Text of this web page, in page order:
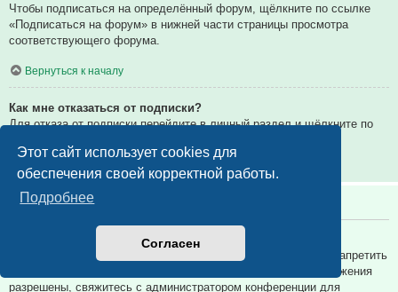
Этот сайт использует cookies для
обеспечения своей корректной работы.
Подробнее
Согласен
Чтобы подписаться на определённый форум, щёлкните по ссылке
«Подписаться на форум» в нижней части страницы просмотра
соответствующего форума.
Вернуться к началу
Как мне отказаться от подписки?
Для отказа от подписки перейдите в личный раздел и щёлкните по
Вернуться к началу
Вложения
Какие вложения разрешены на этой конференции?
Администратор каждой конференции может разрешить или запретить
определённые типы вложений. Если вы не знаете, какие вложения
разрешены, свяжитесь с администратором конференции для